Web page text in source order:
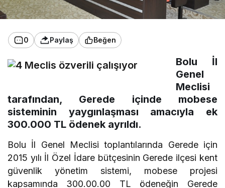
0 Paylaş Beğen
Bolu İl
Genel
Meclisi
tarafından, Gerede içinde mobese
sisteminin yaygınlaşması amacıyla ek
300.000 TL ödenek ayrıldı.
Bolu İl Genel Meclisi toplantılarında Gerede için
2015 yılı İl Özel İdare bütçesinin Gerede ilçesi kent
güvenlik yönetim sistemi, mobese projesi
kapsamında 300.00.00 TL ödeneğin Gerede